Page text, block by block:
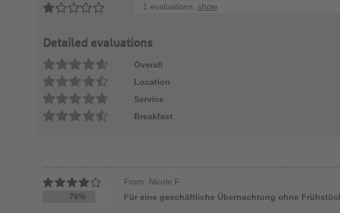
1 evaluations, show
Detailed evaluations
Overall
Location
Service
Breakfast
76%
From: Nicole F.
Für eine geschäftliche Übernachtung ohne